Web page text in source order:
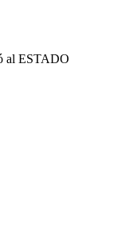
al ESTADO